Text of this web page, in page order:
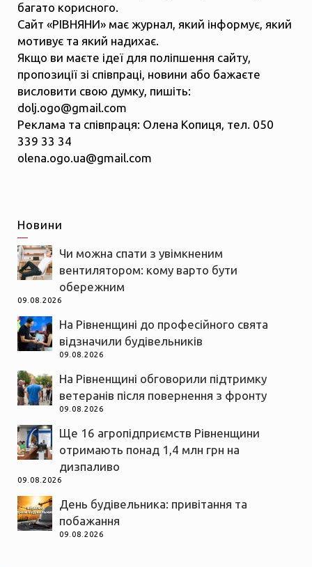
багато корисного.
Сайт «РІВНЯНИ» має журнал, який інформує, який
мотивує та який надихає.
Якщо ви маєте ідеї для поліпшення сайту,
пропозиції зі співпраці, новини або бажаєте
висловити свою думку, пишіть:
dolj.ogo@gmail.com
Реклама та співпраця: Олена Копиця, тел. 050
339 33 34
olena.ogo.ua@gmail.com
Новини
Чи можна спати з увімкненим
вентилятором: кому варто бути
обережним
09.08.2026
На Рівненщині до професійного свята
відзначили будівельників
09.08.2026
На Рівненщині обговорили підтримку
ветеранів після повернення з фронту
09.08.2026
Ще 16 агропідприємств Рівненщини
отримають понад 1,4 млн грн на
дизпаливо
09.08.2026
День будівельника: привітання та
побажання
09.08.2026